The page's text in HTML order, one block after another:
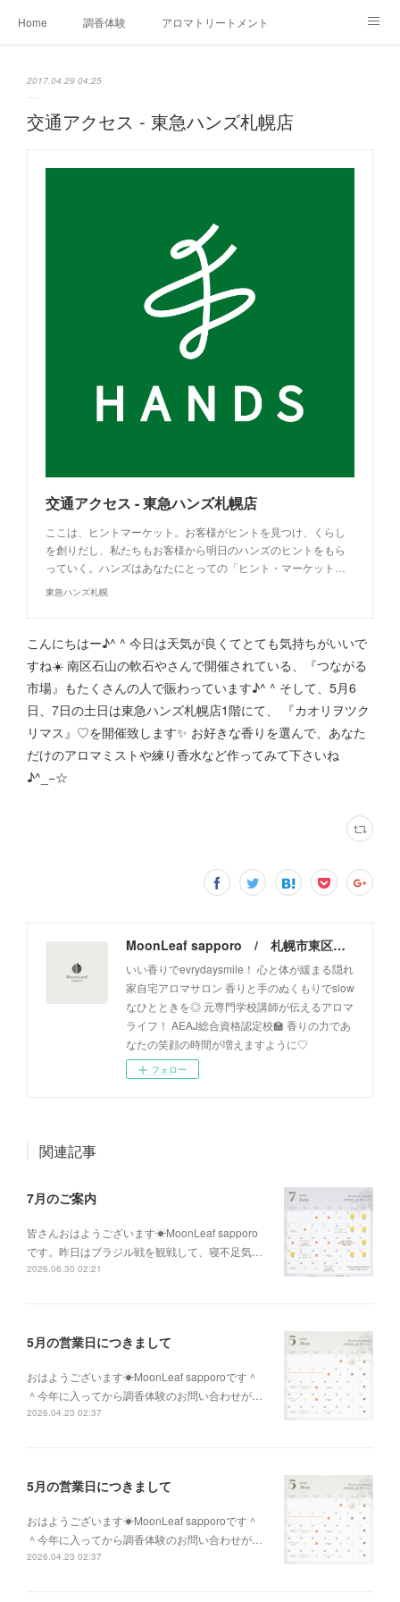
Home 調香体験 アロマトリートメントMenu
2017.04.29 04:25
交通アクセス - 東急ハンズ札幌店
交通アクセス - 東急ハンズ札幌店
ここは、ヒントマーケット。お客様がヒントを見つけ、くらし
を創りだし、私たちもお客様から明日のハンズのヒントをもら
っていく。ハンズはあなたにとっての「ヒント・マーケット…
東急ハンズ札幌
こんにちはー♪^ ^ 今日は天気が良くてとても気持ちがいいで
すね☀️ 南区石山の軟石やさんで開催されている、『つながる
市場』もたくさんの人で賑わっています♪^ ^ そして、5月6
日、7日の土日は東急ハンズ札幌店1階にて、 『カオリヲツク
リマス』♡を開催致します✨ お好きな香りを選んで、あなた
だけのアロマミストや練り香水など作ってみて下さいね
♪^_−☆
MoonLeaf sapporo / 札幌市東区の100種類以上の香りが楽しめるアロマスクール＆トリートメントサロン
いい香りでevrydaysmile！ 心と体が緩まる隠れ
家自宅アロマサロン 香りと手のぬくもりでslow
なひとときを◎ 元専門学校講師が伝えるアロマ
ライフ！ AEAJ総合資格認定校🏫 香りの力であ
なたの笑顔の時間が増えますように♡
フォロー
関連記事
7月のご案内
皆さんおはようございます☀MoonLeaf sapporo
です。昨日はブラジル戦を観戦して、寝不足気…
2026.06.30 02:21
5月の営業日につきまして
おはようございます☀MoonLeaf sapporoです＾
＾今年に入ってから調香体験のお問い合わせが…
2026.04.23 02:37
5月の営業日につきまして
おはようございます☀MoonLeaf sapporoです＾
＾今年に入ってから調香体験のお問い合わせが…
2026.04.23 02:37